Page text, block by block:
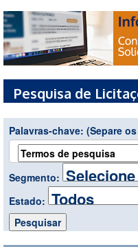
Pesquisa de
Palavras-chave: (Separe
Segmento:
Estado: